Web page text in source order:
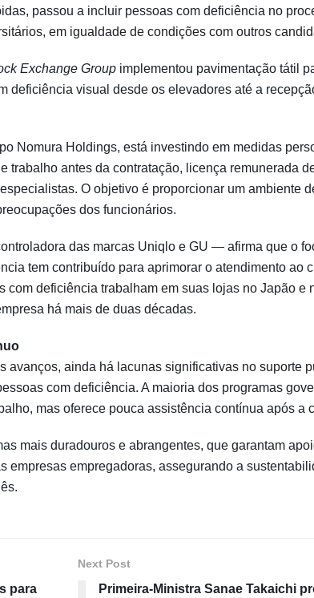
passou a incluir pessoas com deficiência no
em igualdade de condições com outros
Exchange Group implementou pavimentação tátil
deficiência visual desde os elevadores até a
Nomura Holdings, está investindo em medidas
trabalho antes da contratação, licença remunerada
O objetivo é proporcionar um ambiente
dos funcionários.
das marcas Uniqlo e GU — afirma que o
tem contribuído para aprimorar o atendimento ao
com deficiência trabalham em suas lojas no Japão e
há mais de duas décadas.
avanços, ainda há lacunas significativas no suporte
com deficiência. A maioria dos programas
mas oferece pouca assistência contínua após a
mais duradouros e abrangentes, que garantam
empresas empregadoras, assegurando a
para
Next Post
Primeira-Ministra Sanae Takaichi